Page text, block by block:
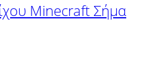
Minecraft Σήμα